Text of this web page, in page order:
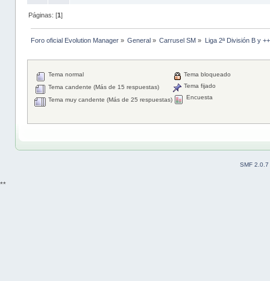
Páginas: [1]
Foro oficial Evolution Manager» General » Carrusel SM » Liga 2ª División B y
Tema normal
Tema candente (Más de 15 respuestas)
Tema muy candente (Más de 25 respuestas)
Tema bloqueado
Tema fijado
Encuesta
SMF 2.0.7
**